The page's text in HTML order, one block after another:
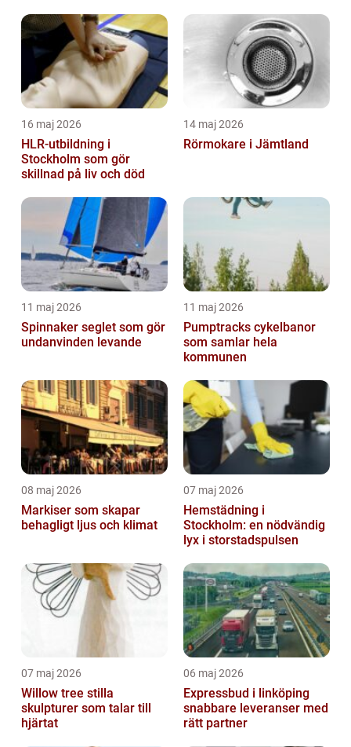
16 maj 2026
HLR-utbildning i
Stockholm som gör
skillnad på liv och död
14 maj 2026
Rörmokare i Jämtland
11 maj 2026
Spinnaker seglet som gör
undanvinden levande
11 maj 2026
Pumptracks cykelbanor
som samlar hela
kommunen
08 maj 2026
Markiser som skapar
behagligt ljus och klimat
07 maj 2026
Hemstädning i
Stockholm: en nödvändig
lyx i storstadspulsen
07 maj 2026
Willow tree stilla
skulpturer som talar till
hjärtat
06 maj 2026
Expressbud i linköping
snabbare leveranser med
rätt partner